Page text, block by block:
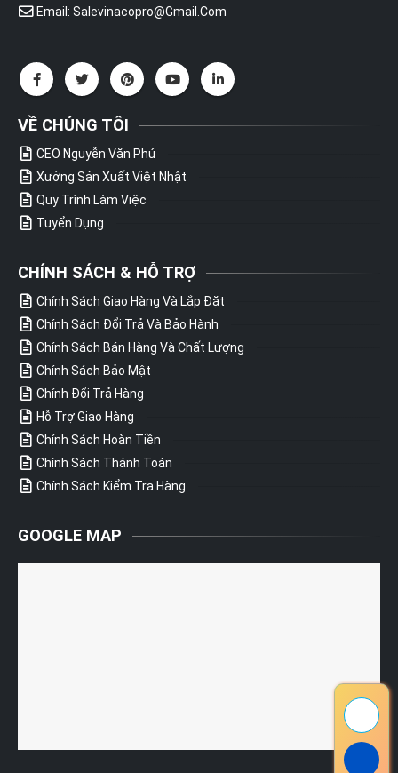
Email: Salevinacopro@gmail.com
VỀ CHÚNG TÔI
CEO Nguyễn Văn Phú
Xưởng Sản Xuất Việt Nhật
Quy Trình Làm Việc
Tuyển Dụng
CHÍNH SÁCH & HỖ TRỢ
Chính Sách Giao Hàng Và Lắp Đặt
Chính Sách Đổi Trả Và Bảo Hành
Chính Sách Bán Hàng Và Chất Lượng
Chính Sách Bảo Mật
Chính Đổi Trả Hàng
Hỗ Trợ Giao Hàng
Chính Sách Hoàn Tiền
Chính Sách Thánh Toán
Chính Sách Kiểm Tra Hàng
GOOGLE MAP